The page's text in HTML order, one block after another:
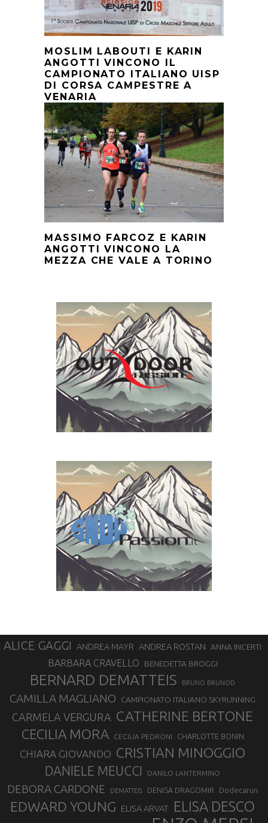
MOSLIM LABOUTI E KARIN
ANGOTTI VINCONO IL
CAMPIONATO ITALIANO UISP
DI CORSA CAMPESTRE A
VENARIA
MASSIMO FARCOZ E KARIN
ANGOTTI VINCONO LA
MEZZA CHE VALE A TORINO
ALICE GAGGI ANDREA MAYR ANDREA ROSTAN ANNA INCERTI
BARBARA CRAVELLO BENEDETTA BROGGI
BERNARD DEMATTEIS BRUNO BRUNOD
CAMILLA MAGLIANO CAMPIONATO ITALIANO SKYRUNNING
CARMELA VERGURA CATHERINE BERTONE
CECILIA MORA CECILIA PEDRONI CHARLOTTE BONIN
CHIARA GIOVANDO CRISTIAN MINOGGIO
DANIELE MEUCCI DANILO LANTERMINO
DEBORA CARDONE DEMATTEIS DENISA DRAGOMIR Dodecarun
EDWARD YOUNG ELISA ARVAT ELISA DESCO